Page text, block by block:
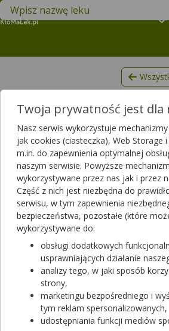
Znajdź lek w swojej okolicy
Jarmułka
Lista produktów, zawierających Jarmułka
Filtrowanie
Filtrowanie
Wyniki wyszukiwania
Wyczyść filtry
Aliness Bajkalina 400 mg
100 kaps.
suplement diety
Dostępność
Dodaj do koszyka
Twoja prywatność jest dla
Nasz serwis wykorzystuje
jak cookies (ciasteczka), Web Storage
m.in. do zapewnienia optymalnej
naszym serwisie. Powyższe
wykorzystywane przez nas jak i przez
Część z nich jest niezbędna do
serwisu, w tym zapewnienia
bezpieczeństwa, pozostałe (które
wykorzystywane do:
obsługi dodatkowych
usprawniających działanie
analizy tego, w jaki sposób
strony,
marketingu bezpośredniego i
tym reklam spersonalizowanych,
udostępniania funkcji mediów